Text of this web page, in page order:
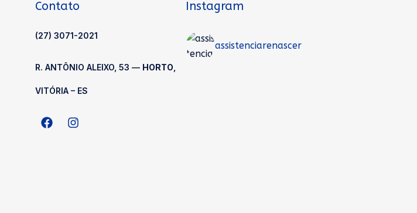
Contato
(27) 3071-2021
R. ANTÔNIO ALEIXO, 53 — HORTO
VITÓRIA – ES
Instagram
assistenciarenascer